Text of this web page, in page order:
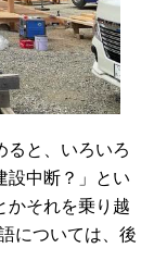
ると、いろいろ
設中断？」とい
かそれを乗り越
については、後